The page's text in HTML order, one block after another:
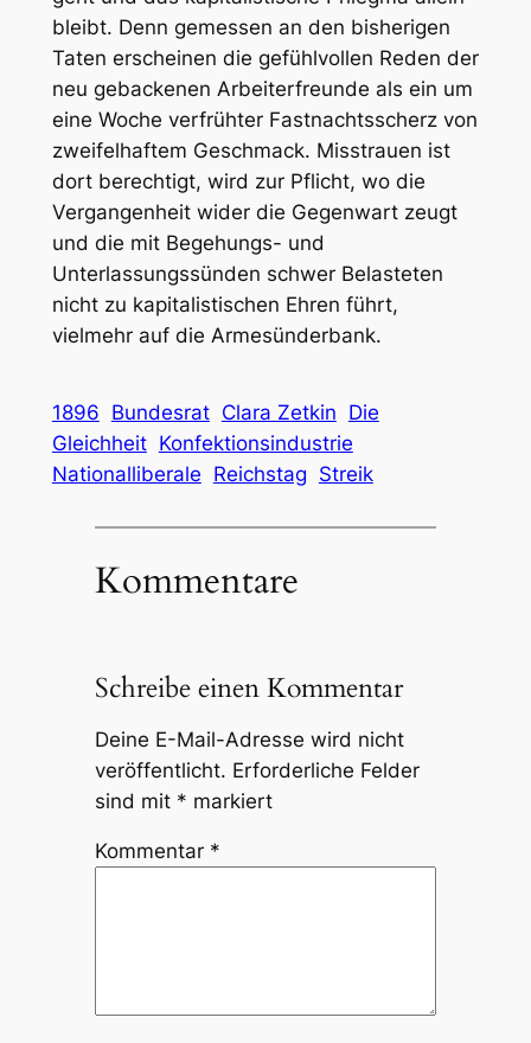
bleibt. Denn gemessen an den bisherigen
Taten erscheinen die gefühlvollen Reden der
neu gebackenen Arbeiterfreunde als ein um
eine Woche verfrühter Fastnachtsscherz von
zweifelhaftem Geschmack. Misstrauen ist
dort berechtigt, wird zur Pflicht, wo die
Vergangenheit wider die Gegenwart zeugt
und die mit Begehungs- und
Unterlassungssünden schwer Belasteten
nicht zu kapitalistischen Ehren führt,
vielmehr auf die Armesünderbank.
1896 Bundesrat Clara Zetkin Die
Gleichheit Konfektionsindustrie
Nationalliberale Reichstag Streik
Kommentare
Schreibe einen Kommentar
Deine E-Mail-Adresse wird nicht
veröffentlicht. Erforderliche Felder
sind mit * markiert
Kommentar *